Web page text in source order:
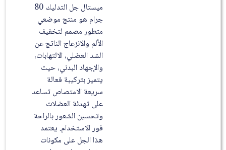
ميستال جل التدليك 80
جرام هو منتج موضعي
متطور مصمم لتخفيف
الألم والانزعاج الناتج عن
الشد العضلي، الالتهابات،
والإجهاد البدني، حيث
يتميز بتركيبة فعالة
سريعة الامتصاص تساعد
على تهدئة العضلات
وتحسين الشعور بالراحة
فور الاستخدام. يعتمد
هذا الجل على مكونات